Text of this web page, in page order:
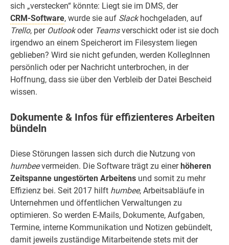
sich „verstecken“ könnte: Liegt sie im DMS, der
CRM-Software, wurde sie auf Slackhochgeladen, auf
Trello, per Outlookoder Teamsverschickt oder ist sie doch
irgendwo an einem Speicherort im Filesystem liegen
geblieben? Wird sie nicht gefunden, werden KollegInnen
persönlich oder per Nachricht unterbrochen, in der
Hoffnung, dass sie über den Verbleib der Datei Bescheid
wissen.
Dokumente & Infos für effizienteres Arbeiten
bündeln
Diese Störungen lassen sich durch die Nutzung von
humbeevermeiden. Die Software trägt zu einerhöheren
Zeitspanne ungestörten Arbeitens und somit zu mehr
Effizienz bei. Seit 2017 hilft humbee, Arbeitsabläufe in
Unternehmen und öffentlichen Verwaltungen zu
optimieren. So werden E-Mails, Dokumente, Aufgaben,
Termine, interne Kommunikation und Notizen gebündelt,
damit jeweils zuständige Mitarbeitende stets mit der